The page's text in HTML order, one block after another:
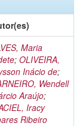
Maria
; OLIVEIRA,
Inácio de;
Wendell
Araújo;
Iracy
Ribeiro